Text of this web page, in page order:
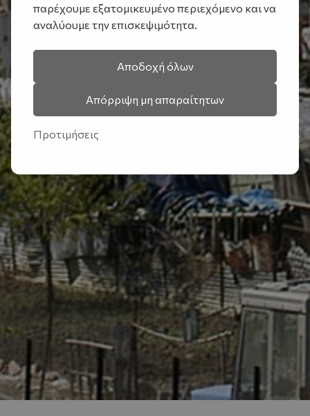
παρέχουμε εξατομικευμένο περιεχόμενο και να
αναλύουμε την επισκεψιμότητα.
Αποδοχή όλων
Απόρριψη μη απαραίτητων
Προτιμήσεις